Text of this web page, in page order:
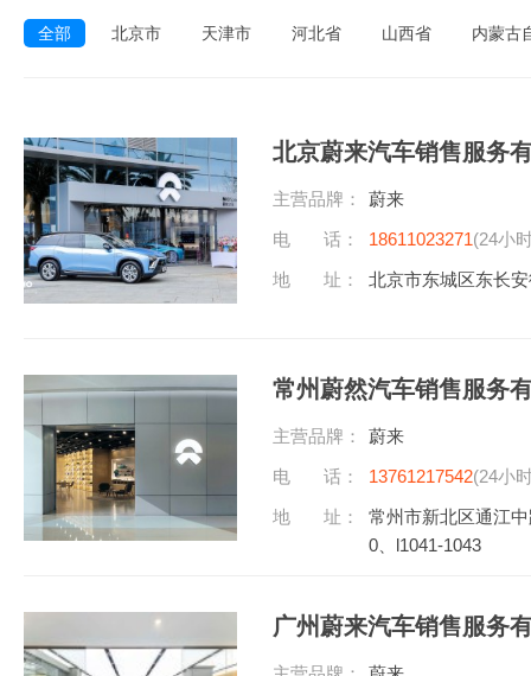
全部 北京市 天津市 河北省 山西省 内蒙古
北京蔚来汽车销售服务
主营品牌：
蔚来
电 话：
18611023271(24小
地 址：
北京市东城区东长
常州蔚然汽车销售服务
主营品牌：
蔚来
电 话：
13761217542(24小
地 址：
常州市新北区通江
0、l1041-1043
广州蔚来汽车销售服务